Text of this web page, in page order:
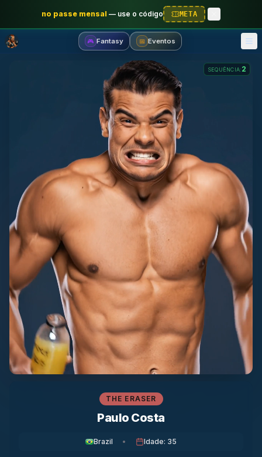
no passe mensal — use o código META
🎮 Fantasy 📅 Eventos
SEQUÊNCIA:2
THE ERASER
Paulo Costa
Brazil • Idade: 35